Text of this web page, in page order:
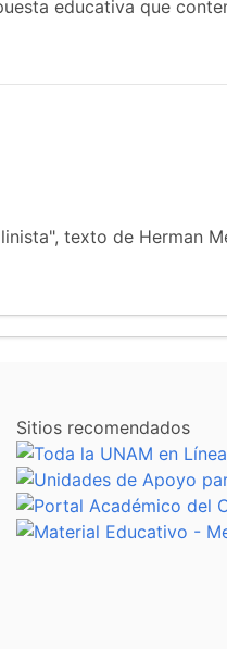
educativa que
texto de Herman
Sitios recomendados